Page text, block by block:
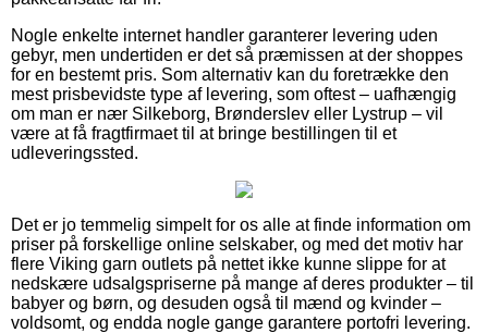
Nogle enkelte internet handler garanterer levering uden
gebyr, men undertiden er det så præmissen at der shoppes
for en bestemt pris. Som alternativ kan du foretrække den
mest prisbevidste type af levering, som oftest – uafhængig
om man er nær Silkeborg, Brønderslev eller Lystrup – vil
være at få fragtfirmaet til at bringe bestillingen til et
udleveringssted.
Det er jo temmelig simpelt for os alle at finde information om
priser på forskellige online selskaber, og med det motiv har
flere Viking garn outlets på nettet ikke kunne slippe for at
nedskære udsalgspriserne på mange af deres produkter – til
babyer og børn, og desuden også til mænd og kvinder –
voldsomt, og endda nogle gange garantere portofri levering.